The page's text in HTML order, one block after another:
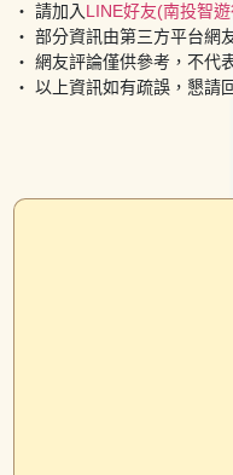
・ 請加入LINE好友(南投智
・ 部分資訊由第三方平台網
・ 網友評論僅供參考，不代
・ 以上資訊如有疏誤，懇請